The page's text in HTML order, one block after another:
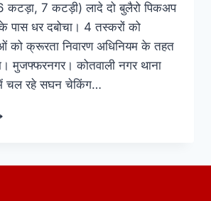
7 कटड़ी) लादे दो बुलैरो पिकअप
धर दबोचा। 4 तस्करों को
को क्रूरता निवारण अधिनियम के तहत
मुजफ्फरनगर। कोतवाली नगर थाना
चल रहे सघन चेकिंग…